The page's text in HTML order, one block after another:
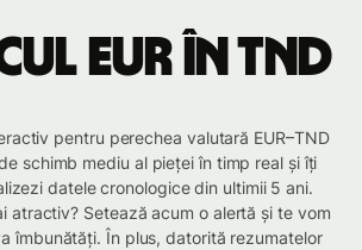
EUR în TND
pentru perechea valutară EUR–TND
schimb mediu al pieței în timp real și îți
datele cronologice din ultimii 5 ani.
atractiv? Setează acum o alertă și te vom
îmbunătăți. În plus, datorită rezumatelor